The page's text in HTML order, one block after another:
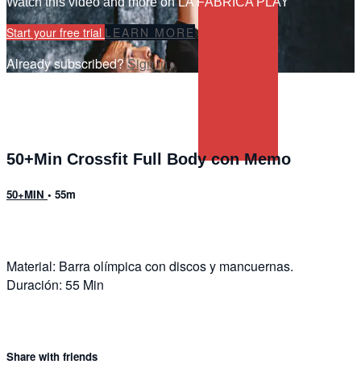
Start your free trial LEARN MORE
Already subscribed?Sign in
50+Min Crossfit Full Body con Memo
50+MIN • 55m
Material: Barra olímpica con discos y mancuernas.
Duración: 55 Min
Share with friends